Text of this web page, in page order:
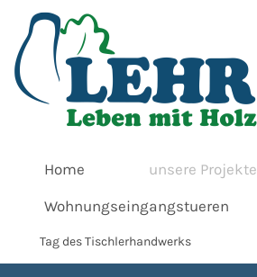
Home unsere Projekte
Wohnungseingangstueren
Tag des Tischlerhandwerks